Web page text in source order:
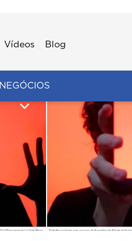
Vídeos Blog
NEGÓCIOS